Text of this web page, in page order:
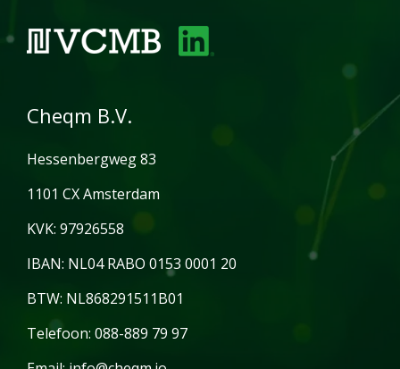
Cheqm B.V.
Hessenbergweg 83
1101 CX Amsterdam
KVK: 97926558
IBAN: NL04 RABO 0153 0001 20
BTW: NL868291511B01
Telefoon: 088-889 79 97